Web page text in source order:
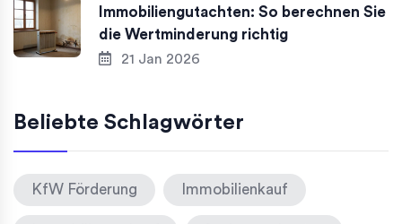
Immobiliengutachten: So berechnen Sie
die Wertminderung richtig
21 Jan 2026
Beliebte Schlagwörter
KfW Förderung Immobilienkauf